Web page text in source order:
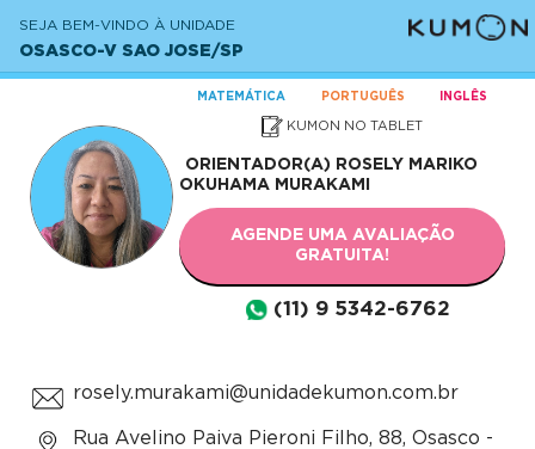
SEJA BEM-VINDO À UNIDADE
OSASCO-V SAO JOSE/SP
MATEMÁTICA PORTUGUÊS INGLÊS
KUMON NO TABLET
ORIENTADOR(A) ROSELY MARIKO
OKUHAMA MURAKAMI
AGENDE UMA AVALIAÇÃO
GRATUITA!
(11) 9 5342-6762
rosely.murakami@unidadekumon.com.br
Rua Avelino Paiva Pieroni Filho, 88, Osasco -